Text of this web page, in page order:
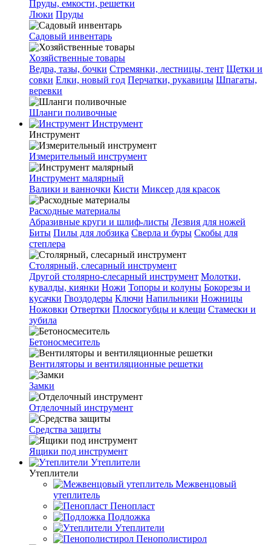
Пруды, емкости, решетки
Люки Пруды
Садовый инвентарь
Хозяйственные товары
Ведра, тазы, бочки Стремянки, лестницы, тент Щетки и
совки Елки, новый год Перчатки, рукавицы Шпагаты,
веревки
Шланги поливочные
Инструмент
Инструмент
Измерительный инструмент
Инструмент малярный
Валики и ванночки Кисти Миксер для красок
Расходные материалы
Абразивные круги и шлиф-листы Лезвия для ножей
Биты Пилы для лобзика Сверла и буры Скобы для
степлера
Столярный, слесарный инструмент
Другой столярно-слесарный инструмент Молотки,
кувалды, киянки Ножи Топоры и колуны Бокорезы и
кусачки Гвоздодеры Ключи Напильники Ножницы
Ножовки Отвертки Плоскогубцы и клещи Стамески и
зубила
Бетоносмеситель
Вентиляторы и вентиляционные решетки
Замки
Отделочный инструмент
Средства защиты
Ящики под инструмент
Утеплители
Утеплители
Межвенцовый
утеплитель
Пенопласт
Подложка
Утеплители
Пенополистирол